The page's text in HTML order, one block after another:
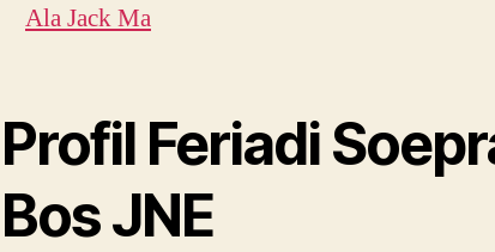
Ala Jack Ma
Profil Feriadi
Bos JNE